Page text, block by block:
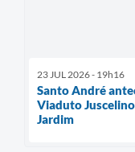
23 JUL 2026 - 19h16
Santo André
Viaduto
Jardim